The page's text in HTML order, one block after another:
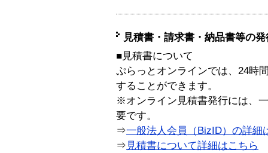
見積書・請求書・納品書等の
■見積書について
ぷらっとオンラインでは、24時
することができます。
※オンライン見積書発行には、
要です。
⇒一般法人会員（BizID）の詳細
⇒ 見積書について詳細はこちら